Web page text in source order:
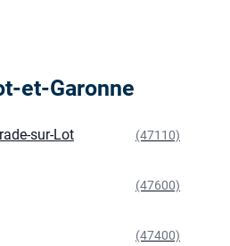
et-Garonne
sur-Lot (47110)
(47600)
(47400)